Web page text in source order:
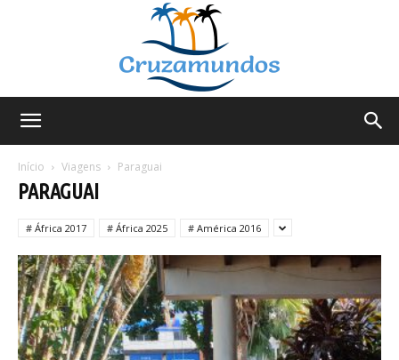
Início Viagens Paraguai
PARAGUAI
# África 2017 # África 2025 # América 2016